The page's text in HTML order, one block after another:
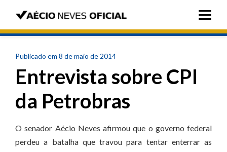
Publicado em 8 de maio de 2014
Entrevista sobre CPI
da Petrobras
O senador Aécio Neves afirmou que o governo federal
perdeu a batalha que travou para tentar enterrar as